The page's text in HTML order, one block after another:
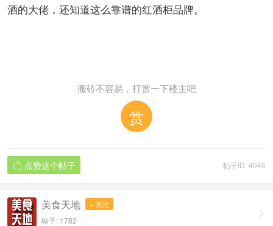
酒的大佬，还知道这么靠谱的红酒柜品牌。
搬砖不容易，打赏一下楼主吧
赏
帖子ID: 4046
 点赞这个帖子

美食天地
+ 关注
帖子: 1782